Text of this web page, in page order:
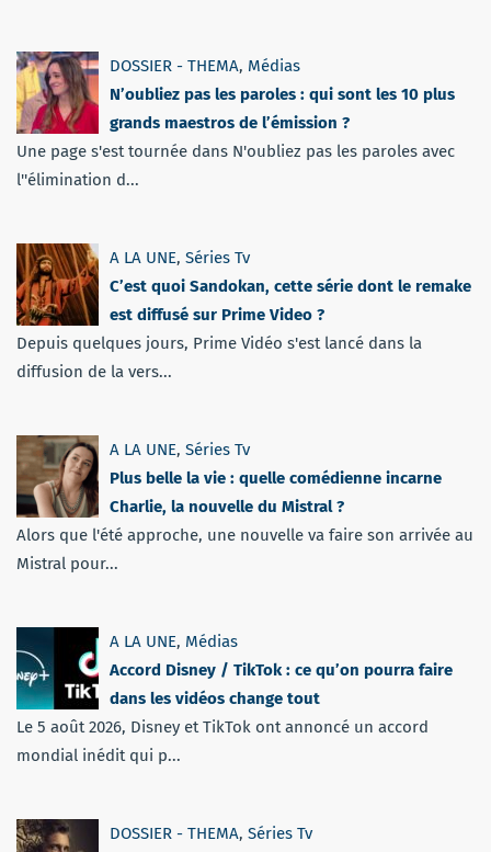
DOSSIER - THEMA, Médias
N’oubliez pas les paroles : qui sont les 10 plus
grands maestros de l’émission ?
Une page s'est tournée dans N'oubliez pas les paroles avec
l''élimination d...
A LA UNE, Séries Tv
C’est quoi Sandokan, cette série dont le remake
est diffusé sur Prime Video ?
Depuis quelques jours, Prime Vidéo s'est lancé dans la
diffusion de la vers...
A LA UNE, Séries Tv
Plus belle la vie : quelle comédienne incarne
Charlie, la nouvelle du Mistral ?
Alors que l'été approche, une nouvelle va faire son arrivée au
Mistral pour...
A LA UNE, Médias
Accord Disney / TikTok : ce qu’on pourra faire
dans les vidéos change tout
Le 5 août 2026, Disney et TikTok ont annoncé un accord
mondial inédit qui p...
DOSSIER - THEMA, Séries Tv